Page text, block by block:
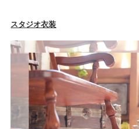
スタジオ衣装